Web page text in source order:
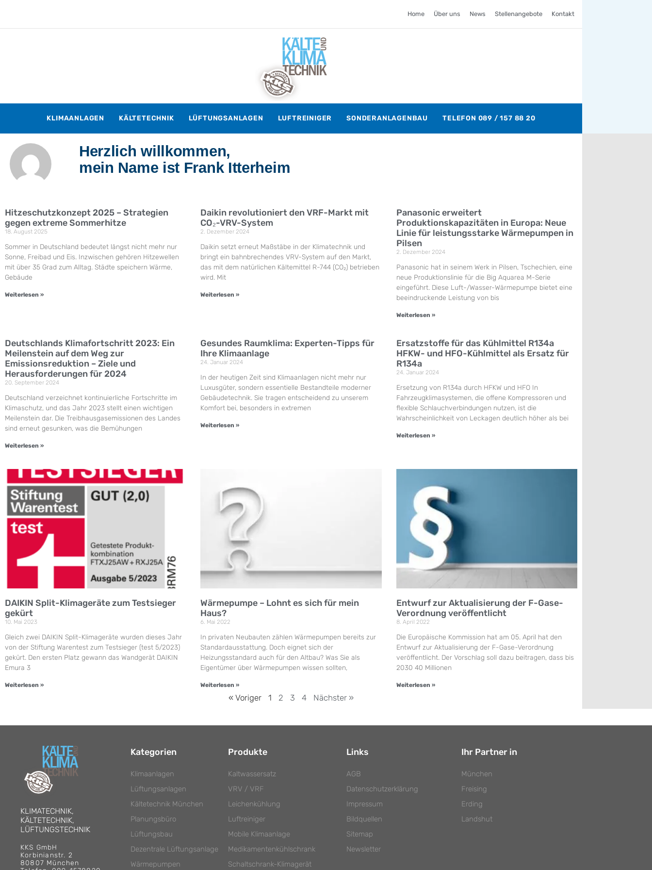
Home Über uns News Stellenangebote Kontakt
KLIMAANLAGEN KÄLTETECHNIK LÜFTUNGSANLAGEN LUFTREINIGER SONDERANLAGENBAU TELEFON 089 / 157 88 20
Herzlich willkommen,
mein Name ist Frank Itterheim
Hitzeschutzkonzept 2025 – Strategien
gegen extreme Sommerhitze
18. August 2025
Sommer in Deutschland bedeutet längst nicht mehr nur
Sonne, Freibad und Eis. Inzwischen gehören Hitzewellen
mit über 35 Grad zum Alltag. Städte speichern Wärme,
Gebäude
Weiterlesen »
Daikin revolutioniert den VRF-Markt mit
CO₂-VRV-System
2. Dezember 2024
Daikin setzt erneut Maßstäbe in der Klimatechnik und
bringt ein bahnbrechendes VRV-System auf den Markt,
das mit dem natürlichen Kältemittel R-744 (CO₂) betrieben
wird. Mit
Weiterlesen »
Panasonic erweitert
Produktionskapazitäten in Europa: Neue
Linie für leistungsstarke Wärmepumpen in
Pilsen
2. Dezember 2024
Panasonic hat in seinem Werk in Pilsen, Tschechien, eine
neue Produktionslinie für die Big Aquarea M-Serie
eingeführt. Diese Luft-/Wasser-Wärmepumpe bietet eine
beeindruckende Leistung von bis
Weiterlesen »
Deutschlands Klimafortschritt 2023: Ein
Meilenstein auf dem Weg zur
Emissionsreduktion – Ziele und
Herausforderungen für 2024
20. September 2024
Deutschland verzeichnet kontinuierliche Fortschritte im
Klimaschutz, und das Jahr 2023 stellt einen wichtigen
Meilenstein dar. Die Treibhausgasemissionen des Landes
sind erneut gesunken, was die Bemühungen
Weiterlesen »
Gesundes Raumklima: Experten-Tipps für
Ihre Klimaanlage
24. Januar 2024
In der heutigen Zeit sind Klimaanlagen nicht mehr nur
Luxusgüter, sondern essentielle Bestandteile moderner
Gebäudetechnik. Sie tragen entscheidend zu unserem
Komfort bei, besonders in extremen
Weiterlesen »
Ersatzstoffe für das Kühlmittel R134a
HFKW- und HFO-Kühlmittel als Ersatz für
R134a
24. Januar 2024
Ersetzung von R134a durch HFKW und HFO In
Fahrzeugklimasystemen, die offene Kompressoren und
flexible Schlauchverbindungen nutzen, ist die
Wahrscheinlichkeit von Leckagen deutlich höher als bei
Weiterlesen »
DAIKIN Split-Klimageräte zum Testsieger
gekürt
10. Mai 2023
Gleich zwei DAIKIN Split-Klimageräte wurden dieses Jahr
von der Stiftung Warentest zum Testsieger (test 5/2023)
gekürt. Den ersten Platz gewann das Wandgerät DAIKIN
Emura 3
Weiterlesen »
Wärmepumpe – Lohnt es sich für mein
Haus?
6. Mai 2022
In privaten Neubauten zählen Wärmepumpen bereits zur
Standardausstattung. Doch eignet sich der
Heizungsstandard auch für den Altbau? Was Sie als
Eigentümer über Wärmepumpen wissen sollten,
Weiterlesen »
Entwurf zur Aktualisierung der F-Gase-
Verordnung veröffentlicht
8. April 2022
Die Europäische Kommission hat am 05. April hat den
Entwurf zur Aktualisierung der F-Gase-Verordnung
veröffentlicht. Der Vorschlag soll dazu beitragen, dass bis
2030 40 Millionen
Weiterlesen »
« Voriger 1 2 3 4 Nächster »
KLIMATECHNIK,
KÄLTETECHNIK,
LÜFTUNGSTECHNIK
KKS GmbH
Korbinianstr. 2
80807 München
Kategorien
Klimaanlagen
Lüftungsanlagen
Kältetechnik München
Planungsbüro
Lüftungsbau
Dezentrale Lüftungsanlage
Wärmepumpen
Produkte
Kaltwassersatz
VRV / VRF
Leichenkühlung
Luftreiniger
Mobile Klimaanlage
Medikamentenkühlschrank
Schaltschrank-Klimagerät
Links
AGB
Datenschutzerklärung
Impressum
Bildquellen
Sitemap
Newsletter
Ihr Partner in
München
Freising
Erding
Landshut